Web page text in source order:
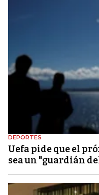
DEPORTES
Uefa pide que el
sea un "guardián